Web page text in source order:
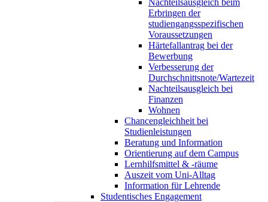
Erbringen der
studiengangsspezifischen
Voraussetzungen
Härtefallantrag bei der
Bewerbung
Verbesserung der
Durchschnittsnote/Wartezeit
Nachteilsausgleich bei
Finanzen
Wohnen
Chancengleichheit bei
Studienleistungen
Beratung und Information
Orientierung auf dem Campus
Lernhilfsmittel & -räume
Auszeit vom Uni-Alltag
Information für Lehrende
Studentisches Engagement